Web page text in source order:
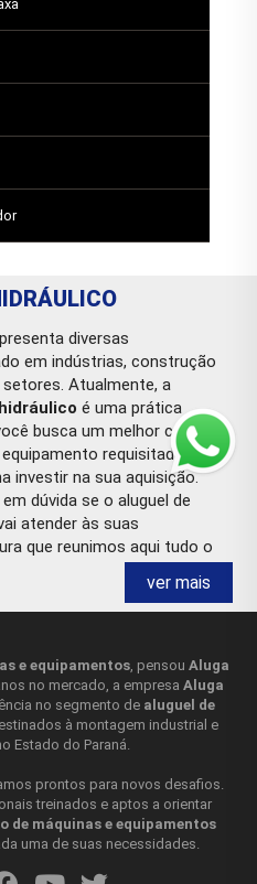
diversas
em indústrias, construção
Atualmente, a
é uma prática
busca um melhor custo-
requisitado
investir na sua aquisição.
dúvida se o aluguel de
atender às suas
que reunimos aqui tudo o
é um tipo de cilindro que tem
no centro do pistão. Ele é
um pistão e um conjunto
de fluido hidráulico. O
centro do pistão permite que
onde é necessário
têm uma forma ou tamanho
posicionar peças em um
ocilindro vazado
aplicações de prensagem
ver mais
e equipamentos, pensou Aluga
no mercado, a empresa Aluga
no segmento de aluguel de
à montagem industrial e
Estado do Paraná.
prontos para novos desafios.
treinados e aptos a orientar
de máquinas e equipamentos
uma de suas necessidades.